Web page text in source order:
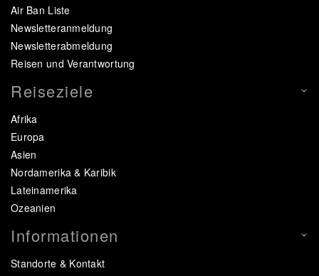
Air Ban Liste
Newsletteranmeldung
Newsletterabmeldung
Reisen und Verantwortung
Reiseziele
Afrika
Europa
Asien
Nordamerika & Karibik
Lateinamerika
Ozeanien
Informationen
Standorte & Kontakt